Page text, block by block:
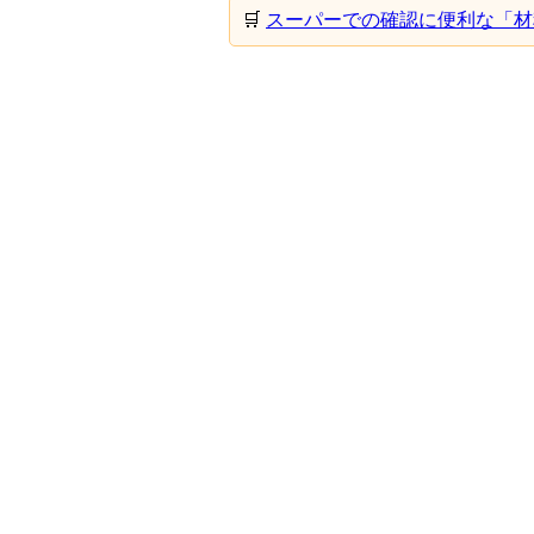
🛒 スーパーでの確認に便利な「材